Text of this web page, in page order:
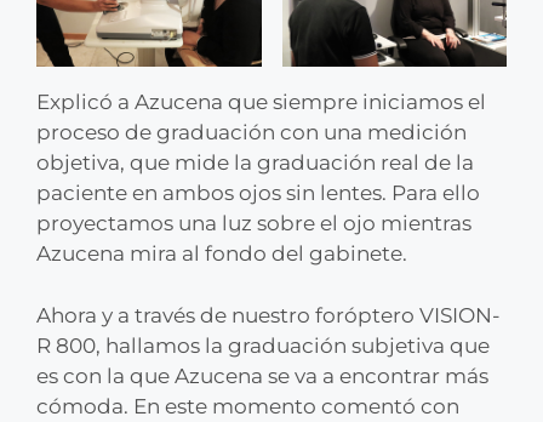
Explicó a Azucena que siempre iniciamos el
proceso de graduación con una medición
objetiva, que mide la graduación real de la
paciente en ambos ojos sin lentes. Para ello
proyectamos una luz sobre el ojo mientras
Azucena mira al fondo del gabinete.
Ahora y a través de nuestro foróptero VISION-
R 800, hallamos la graduación subjetiva que
es con la que Azucena se va a encontrar más
cómoda. En este momento comentó con